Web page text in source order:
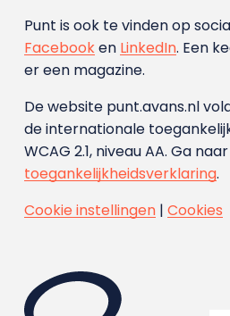
Punt is ook te vinden op
Facebooken LinkedIn. Een
er een magazine.
De website punt.avans.nl
de internationale
WCAG 2.1, niveau AA. Ga
toegankelijkheidsverklaring.
Cookie instellingen| Cookies